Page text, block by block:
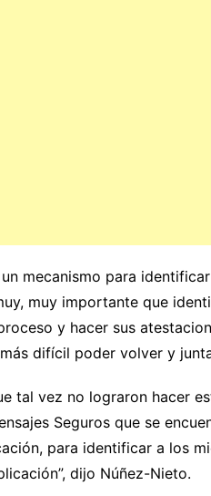
mecanismo para
muy importante que
y hacer sus
difícil poder volver y
tal vez no lograron hacer
Seguros que se
para identificar a los
dijo Núñez-Nieto.